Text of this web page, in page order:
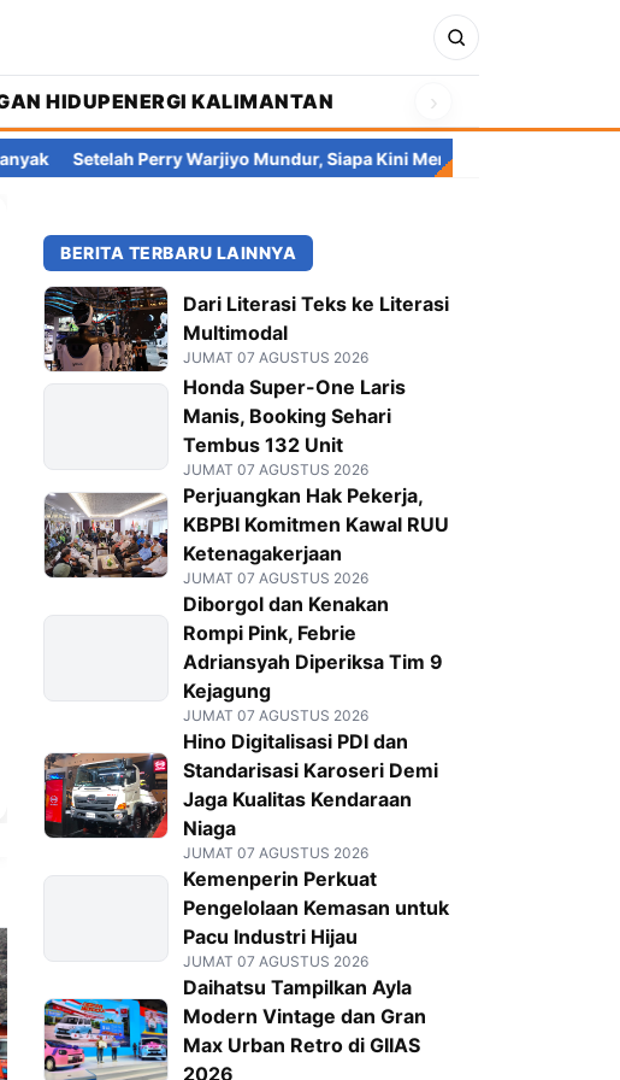
HIDUPENERGI KALIMANTAN ›
Perry Warjiyo Mundur, Siapa Kini Mengendalikan Bank Indonesia?
BERITA TERBARU LAINNYA
Dari Literasi Teks ke Literasi
Multimodal
JUMAT 07 AGUSTUS 2026
Honda Super-One Laris
Manis, Booking Sehari
Tembus 132 Unit
JUMAT 07 AGUSTUS 2026
Perjuangkan Hak Pekerja,
KBPBI Komitmen Kawal RUU
Ketenagakerjaan
JUMAT 07 AGUSTUS 2026
Diborgol dan Kenakan
Rompi Pink, Febrie
Adriansyah Diperiksa Tim 9
Kejagung
JUMAT 07 AGUSTUS 2026
Hino Digitalisasi PDI dan
Standarisasi Karoseri Demi
Jaga Kualitas Kendaraan
Niaga
JUMAT 07 AGUSTUS 2026
Kemenperin Perkuat
Pengelolaan Kemasan untuk
Pacu Industri Hijau
JUMAT 07 AGUSTUS 2026
Daihatsu Tampilkan Ayla
Modern Vintage dan Gran
Max Urban Retro di GIIAS
2026